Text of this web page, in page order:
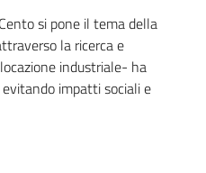
si pone il tema della
la ricerca e
industriale- ha
impatti sociali e